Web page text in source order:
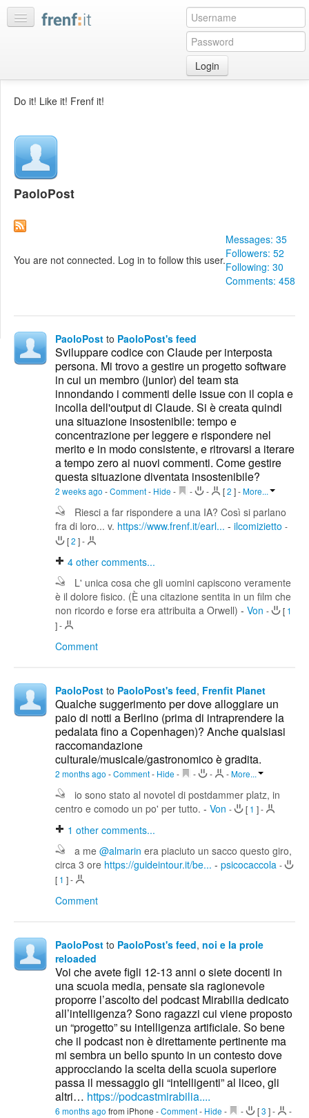
Login
My
discussions
of
day
:LISTS
Search
Do it! Like it! Frenf it!
PaoloPost
Messages: 35
Followers: 52
Following: 30
Comments: 458
You are not connected. Log in to follow this user.
PaoloPost to PaoloPost's feed
Sviluppare codice con Claude per interposta
persona. Mi trovo a gestire un progetto software
in cui un membro (junior) del team sta
innondando i commenti delle issue con il copia e
incolla dell'output di Claude. Si è creata quindi
una situazione insostenibile: tempo e
concentrazione per leggere e rispondere nel
merito e in modo consistente, e ritrovarsi a iterare
a tempo zero ai nuovi commenti. Come gestire
questa situazione diventata insostenibile?
2 weeks ago -Comment- Hide - - - [2 ]-More...
Riesci a far rispondere a una IA? Così si parlano
fra di loro... v. https://www.frenf.it/earl... - ilcomizietto -
[2 ]-
4 other comments...
L' unica cosa che gli uomini capiscono veramente
è il dolore fisico. (È una citazione sentita in un film che
non ricordo e forse era attribuita a Orwell) - Von - [ 1
]-
Comment
PaoloPost to PaoloPost's feed, Frenfit Planet
Qualche suggerimento per dove alloggiare un
paio di notti a Berlino (prima di intraprendere la
pedalata fino a Copenhagen)? Anche qualsiasi
raccomandazione
culturale/musicale/gastronomico è gradita.
2 months ago -Comment- Hide - - - -More...
io sono stato al novotel di postdammer platz, in
centro e comodo un po' per tutto. - Von - [ 1 ]-
1 other comments...
a me @almarin era piaciuto un sacco questo giro,
circa 3 ore https://guideintour.it/be... - psicocaccola -
[ 1 ]-
Comment
PaoloPost to PaoloPost's feed, noi e la prole
reloaded
Voi che avete figli 12-13 anni o siete docenti in
una scuola media, pensate sia ragionevole
proporre l’ascolto del podcast Mirabilia dedicato
all’intelligenza? Sono ragazzi cui viene proposto
un “progetto” su intelligenza artificiale. So bene
che il podcast non è direttamente pertinente ma
mi sembra un bello spunto in un contesto dove
approcciando la scelta della scuola superiore
passa il messaggio gli “intelligenti” al liceo, gli
altri… https://podcastmirabilia....
6 months ago from iPhone -Comment- Hide - - [3 ]-
-